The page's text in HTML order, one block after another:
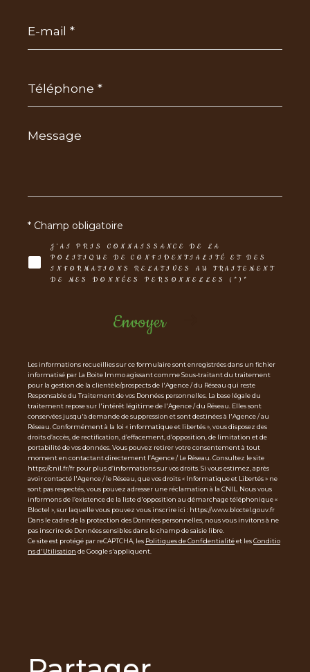
mail
*
Message
*
J'AI PRIS CONNAISSANCE DE LA
POLITIQUE DE CONFIDENTIALITÉ ET DES
INFORMATIONS RELATIVES AU TRAITEMENT
DE MES DONNÉES PERSONNELLES (*)*
* Champ obligatoire
Envoyer
Les informations recueillies sur ce formulaire sont enregistrées dans un fichier
informatisé par La Boite Immo agissant comme Sous-traitant du traitement
pour la gestion de la clientèle/prospects de l'Agence / du Réseau qui reste
Responsable du Traitement de vos Données personnelles. La base légale du
traitement repose sur l'intérêt légitime de l'Agence / du Réseau. Elles sont
conservées jusqu'à demande de suppression et sont destinées à l'Agence / au
Réseau. Conformément à la loi « informatique et libertés », vous disposez des
droits d’accès, de rectification, d’effacement, d’opposition, de limitation et de
portabilité de vos données. Vous pouvez retirer votre consentement à tout
moment en contactant directement l’Agence / Le Réseau. Consultez le site
https://cnil.fr/fr pour plus d’informations sur vos droits. Si vous estimez, après
avoir contacté l'Agence / le Réseau, que vos droits « Informatique et Libertés » ne
sont pas respectés, vous pouvez adresser une réclamation à la CNIL. Nous vous
informons de l’existence de la liste d'opposition au démarchage téléphonique «
Bloctel », sur laquelle vous pouvez vous inscrire ici : https://www.bloctel.gouv.fr
Dans le cadre de la protection des Données personnelles, nous vous invitons à ne
pas inscrire de Données sensibles dans le champ de saisie libre.
Ce site est protégé par reCAPTCHA, les Politiques de Confidentialitéet lesConditio
ns d'Utilisation de Google s'appliquent.